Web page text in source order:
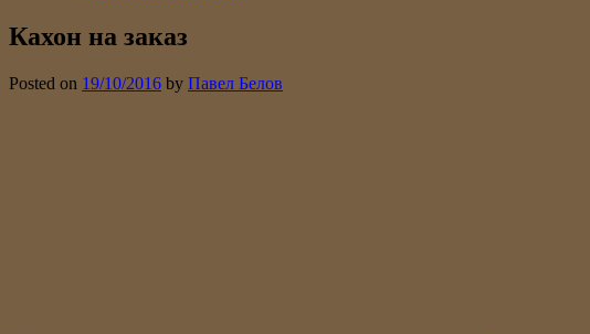
Кахон на заказ
Posted on 19/10/2016 by Павел Белов